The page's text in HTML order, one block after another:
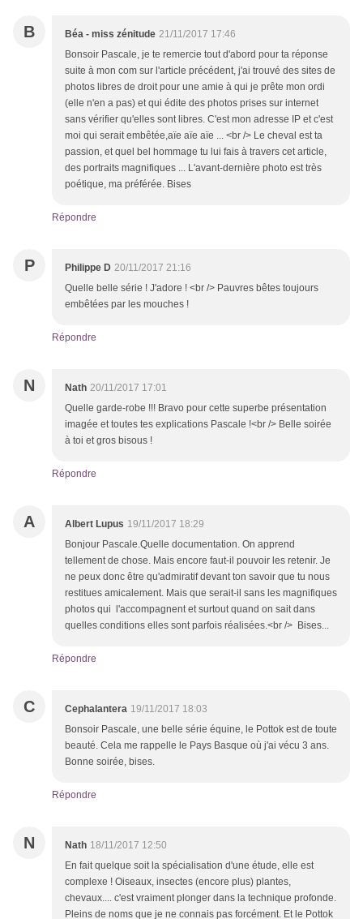
B Béa - miss zénitude 21/11/2017 17:46
Bonsoir Pascale, je te remercie tout d'abord pour ta réponse
suite à mon com sur l'article précédent, j'ai trouvé des sites de
photos libres de droit pour une amie à qui je prête mon ordi
(elle n'en a pas) et qui édite des photos prises sur internet
sans vérifier qu'elles sont libres. C'est mon adresse IP et c'est
moi qui serait embêtée,aïe aïe aïe ... <br /> Le cheval est ta
passion, et quel bel hommage tu lui fais à travers cet article,
des portraits magnifiques ... L'avant-dernière photo est très
poétique, ma préférée. Bises
Répondre
P Philippe D 20/11/2017 21:16
Quelle belle série ! J'adore ! <br /> Pauvres bêtes toujours
embêtées par les mouches !
Répondre
N Nath 20/11/2017 17:01
Quelle garde-robe !!! Bravo pour cette superbe présentation
imagée et toutes tes explications Pascale !<br /> Belle soirée
à toi et gros bisous !
Répondre
A Albert Lupus 19/11/2017 18:29
Bonjour Pascale.Quelle documentation. On apprend
tellement de chose. Mais encore faut-il pouvoir les retenir. Je
ne peux donc être qu'admiratif devant ton savoir que tu nous
restitues amicalement. Mais que serait-il sans les magnifiques
photos qui l'accompagnent et surtout quand on sait dans
quelles conditions elles sont parfois réalisées.<br /> Bises...
Répondre
C Cephalantera 19/11/2017 18:03
Bonsoir Pascale, une belle série équine, le Pottok est de toute
beauté. Cela me rappelle le Pays Basque où j'ai vécu 3 ans.
Bonne soirée, bises.
Répondre
N Nath 18/11/2017 12:50
En fait quelque soit la spécialisation d'une étude, elle est
complexe ! Oiseaux, insectes (encore plus) plantes,
chevaux.... c'est vraiment plonger dans la technique profonde.
Pleins de noms que je ne connais pas forcément. Et le Pottok